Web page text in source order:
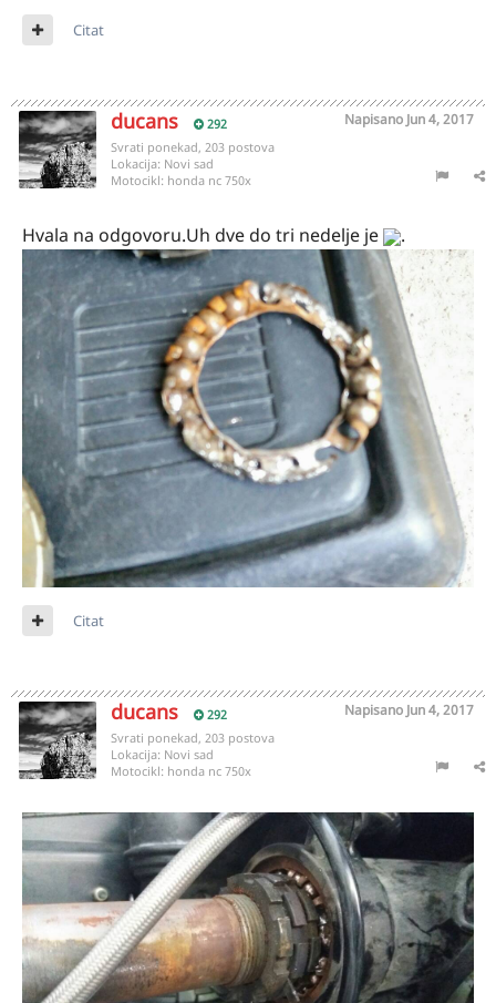
Citat
ducans 292 Napisano Jun 4, 2017
Svrati ponekad, 203 postova
Lokacija: Novi sad
Motocikl: honda nc 750x
Hvala na odgovoru.Uh dve do tri nedelje je .
Citat
ducans 292 Napisano Jun 4, 2017
Svrati ponekad, 203 postova
Lokacija: Novi sad
Motocikl: honda nc 750x